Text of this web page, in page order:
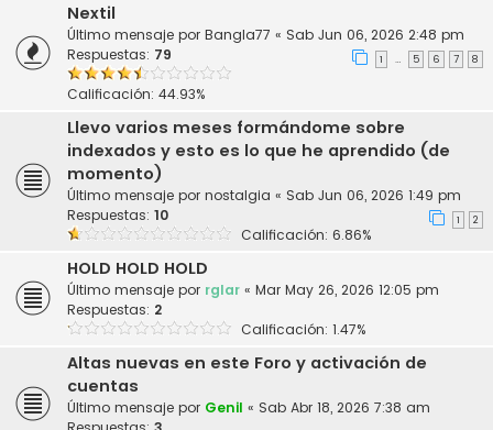
Nextil
Último mensaje por Bangla77 « Sab Jun 06, 2026 2:48 pm
Respuestas: 79 1 … 5 6 7 8
Calificación: 44.93%
Llevo varios meses formándome sobre
indexados y esto es lo que he aprendido (de
momento)
Último mensaje por nostalgia « Sab Jun 06, 2026 1:49 pm
Respuestas: 10 1 2
Calificación: 6.86%
HOLD HOLD HOLD
Último mensaje por rglar « Mar May 26, 2026 12:05 pm
Respuestas: 2
Calificación: 1.47%
Altas nuevas en este Foro y activación de
cuentas
Último mensaje por Genil « Sab Abr 18, 2026 7:38 am